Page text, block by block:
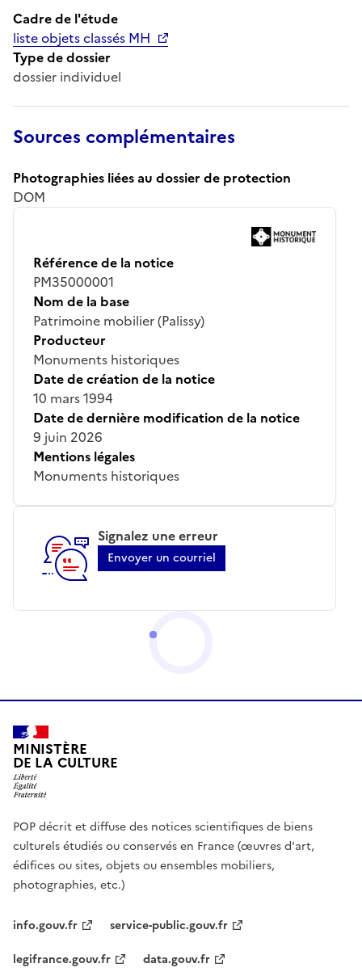
Cadre de l'étude
liste objets classés MH
Type de dossier
dossier individuel
Sources complémentaires
Photographies liées au dossier de protection
DOM
Référence de la notice
PM35000001
Nom de la base
Patrimoine mobilier (Palissy)
Producteur
Monuments historiques
Date de création de la notice
10 mars 1994
Date de dernière modification de la notice
9 juin 2026
Mentions légales
Monuments historiques
Signalez une erreur
Envoyer un courriel
MINISTÈRE
DE LA CULTURE
POP décrit et diffuse des notices scientifiques de biens
culturels étudiés ou conservés en France (œuvres d'art,
édifices ou sites, objets ou ensembles mobiliers,
photographies, etc.)
info.gouv.fr
service-public.gouv.fr
legifrance.gouv.fr
data.gouv.fr